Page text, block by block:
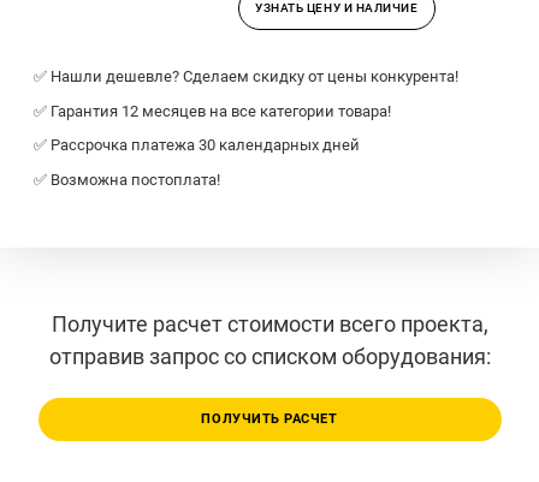
УЗНАТЬ ЦЕНУ И НАЛИЧИЕ
✅ Нашли дешевле? Сделаем скидку от цены конкурента!
✅ Гарантия 12 месяцев на все категории товара!
✅ Рассрочка платежа 30 календарных дней
✅ Возможна постоплата!
Получите расчет стоимости всего проекта,
отправив запрос со списком оборудования:
ПОЛУЧИТЬ РАСЧЕТ